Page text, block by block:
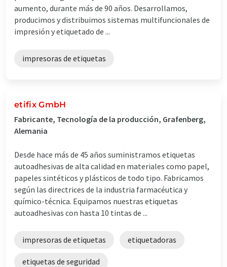
aumento, durante más de 90 años. Desarrollamos,
producimos y distribuimos sistemas multifuncionales de
impresión y etiquetado de ...
impresoras de etiquetas
etifix GmbH
Fabricante, Tecnología de la producción, Grafenberg,
Alemania
Desde hace más de 45 años suministramos etiquetas
autoadhesivas de alta calidad en materiales como papel,
papeles sintéticos y plásticos de todo tipo. Fabricamos
según las directrices de la industria farmacéutica y
químico-técnica. Equipamos nuestras etiquetas
autoadhesivas con hasta 10 tintas de ...
impresoras de etiquetas etiquetadoras
etiquetas de seguridad